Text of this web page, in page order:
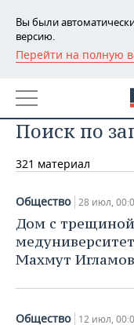
Вы были
версию.
Перейти на полную
РЕГИОНЫ
БАШКОРТОСТАН
ТАТАРСТАН
УДМУРТИЯ
НОВОСТИ
АНАЛИТИКА
НОВОСТИ
ДЕКЛАРАЦИИ О
КОРОЛИ
КОМУ
ТОРГОВЫЕ
ЭКОНОМИКА
НОВОСТИ
ФИНАНСЫ
БЮДЖЕТ
НОВОСТИ
АГРОПРОМ
НЕДВИЖИМОСТЬ
НОВОСТИ АВТО
БИЗНЕС
Поиск по
321 материал
Общество 28 июл,
Дом с
Махмут Игламов
Общество 12 июл,